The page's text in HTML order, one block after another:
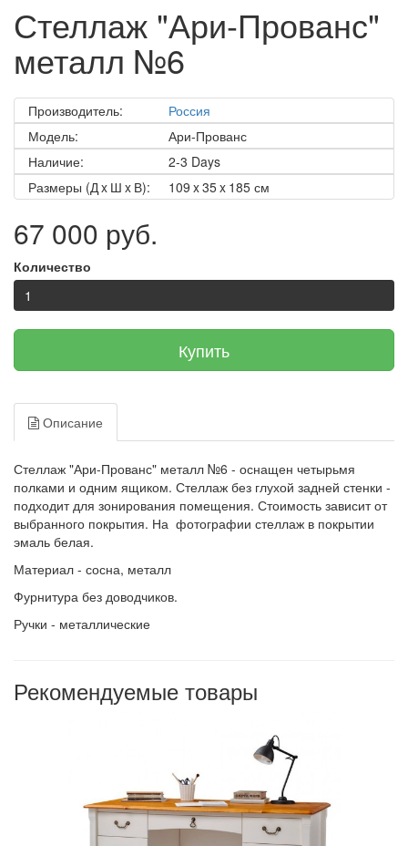
Стеллаж "Ари-Прованс"
металл №6
Производитель:
Россия
Модель:
Ари-Прованс
Наличие:
2-3 Days
Размеры (Д x Ш x В):
109 x 35 x 185 см
67 000 руб.
Количество
Купить
Описание
Стеллаж "Ари-Прованс" металл №6 - оснащен четырьмя
полками и одним ящиком. Стеллаж без глухой задней стенки -
подходит для зонирования помещения. Стоимость зависит от
выбранного покрытия. На фотографии стеллаж в покрытии
эмаль белая.
Материал - сосна, металл
Фурнитура без доводчиков.
Ручки - металлические
Рекомендуемые товары